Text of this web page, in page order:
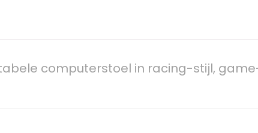
computerstoel in racing-stijl,